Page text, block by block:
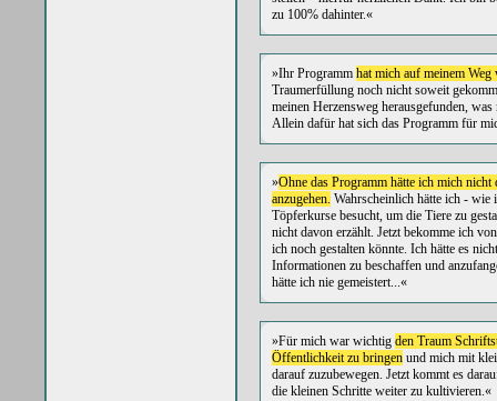
zu 100% dahinter.«
»Ihr Programm hat mich auf meinem Weg
Traumerfüllung noch nicht soweit
meinen Herzensweg herausgefunden,
Allein dafür hat sich das Programm für
»Ohne das Programm hätte ich mich nicht
anzugehen. Wahrscheinlich hätte ich - wie
Töpferkurse besucht, um die Tiere zu
nicht davon erzählt. Jetzt bekomme ich
ich noch gestalten könnte. Ich hätte es
Informationen zu beschaffen und
hätte ich nie gemeistert...«
»Für mich war wichtig den Traum
Öffentlichkeit zu bringen und mich mit
darauf zuzubewegen. Jetzt kommt es
die kleinen Schritte weiter zu kultivieren.«